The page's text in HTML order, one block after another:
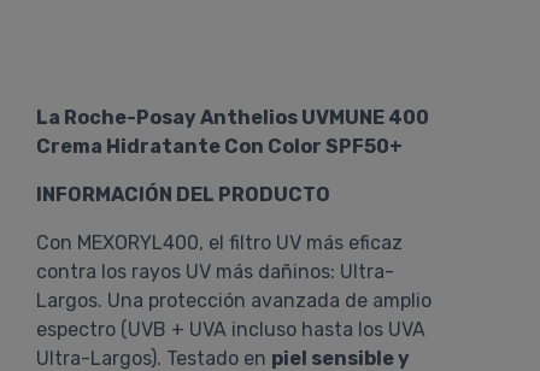
La Roche-Posay Anthelios UVMUNE 400
Crema Hidratante Con Color SPF50+
INFORMACIÓN DEL PRODUCTO
Con MEXORYL400, el filtro UV más eficaz
contra los rayos UV más dañinos: Ultra-
Largos. Una protección avanzada de amplio
espectro (UVB + UVA incluso hasta los UVA
Ultra-Largos). Testado en piel sensible y